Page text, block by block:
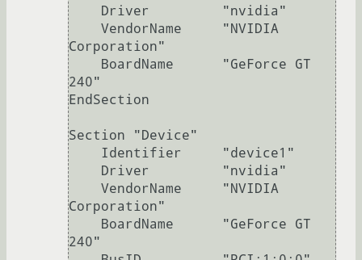
Corporation"
240"
EndSection
Section "Device"
Corporation"
240"